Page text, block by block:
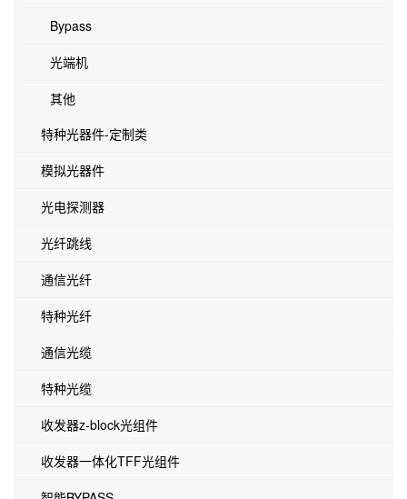
Bypass
光端机
其他
特种光器件-定制类
模拟光器件
光电探测器
光纤跳线
通信光纤
特种光纤
通信光缆
特种光缆
收发器z-block光组件
收发器一体化TFF光组件